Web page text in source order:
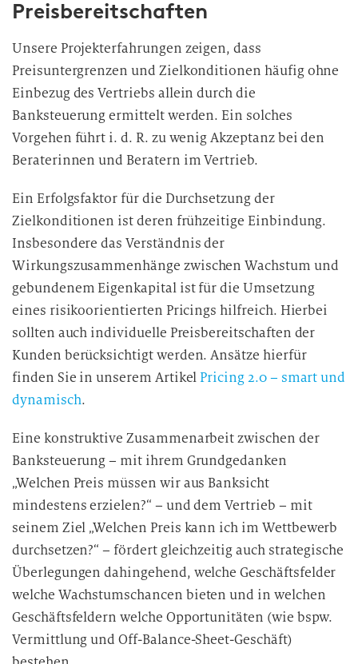
Preisbereitschaften
Unsere Projekterfahrungen zeigen, dass
Preisuntergrenzen und Zielkonditionen häufig ohne
Einbezug des Vertriebs allein durch die
Banksteuerung ermittelt werden. Ein solches
Vorgehen führt i. d. R. zu wenig Akzeptanz bei den
Beraterinnen und Beratern im Vertrieb.
Ein Erfolgsfaktor für die Durchsetzung der
Zielkonditionen ist deren frühzeitige Einbindung.
Insbesondere das Verständnis der
Wirkungszusammenhänge zwischen Wachstum und
gebundenem Eigenkapital ist für die Umsetzung
eines risikoorientierten Pricings hilfreich. Hierbei
sollten auch individuelle Preisbereitschaften der
Kunden berücksichtigt werden. Ansätze hierfür
finden Sie in unserem ArtikelPricing 2.0 – smart und
dynamisch.
Eine konstruktive Zusammenarbeit zwischen der
Banksteuerung – mit ihrem Grundgedanken
„Welchen Preis müssen wir aus Banksicht
mindestens erzielen?“ – und dem Vertrieb – mit
seinem Ziel „Welchen Preis kann ich im Wettbewerb
durchsetzen?“ – fördert gleichzeitig auch strategische
Überlegungen dahingehend, welche Geschäftsfelder
welche Wachstumschancen bieten und in welchen
Geschäftsfeldern welche Opportunitäten (wie bspw.
Vermittlung und Off-Balance-Sheet-Geschäft)